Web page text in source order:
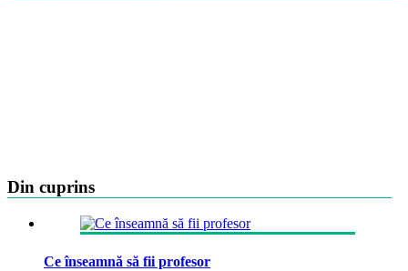
Din cuprins
Ce înseamnă să fii profesor